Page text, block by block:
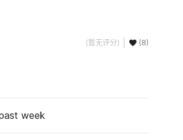
(暂无评分) (8)
week